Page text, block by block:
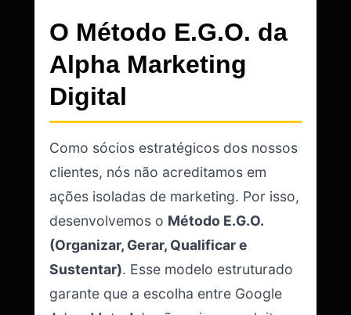
O Método E.G.O. da
Alpha Marketing
Digital
Como sócios estratégicos dos nossos
clientes, nós não acreditamos em
ações isoladas de marketing. Por isso,
desenvolvemos o Método E.G.O.
(Organizar, Gerar, Qualificar e
Sustentar). Esse modelo estruturado
garante que a escolha entre Google